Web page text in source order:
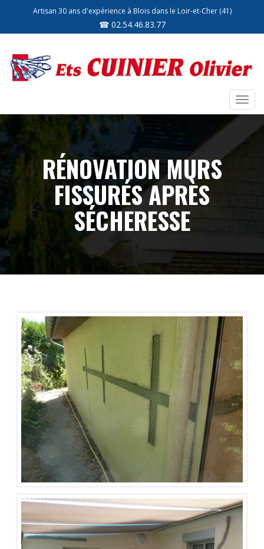
Artisan 30 ans d'expérience à Blois dans le Loir-et-Cher (41)
☎ 02.54.46.83.77
RÉNOVATION MURS
FISSURÉS APRÈS
SÉCHERESSE